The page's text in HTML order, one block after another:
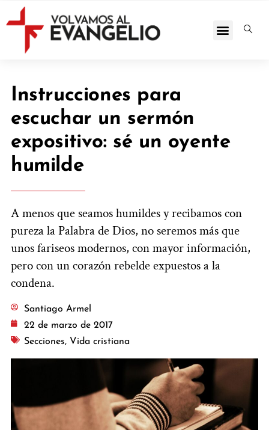
Instrucciones para
escuchar un sermón
expositivo: sé un oyente
humilde
A menos que seamos humildes y recibamos con
pureza la Palabra de Dios, no seremos más que
unos fariseos modernos, con mayor información,
pero con un corazón rebelde expuestos a la
condena.
Santiago Armel
22 de marzo de 2017
Secciones, Vida cristiana